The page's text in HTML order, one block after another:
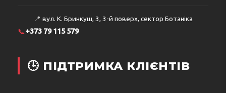
📍 вул. К. Бринкуш, 3, 3-й поверх, сектор Ботаніка
📞+373 79 115 579
🕒 ПІДТРИМКА КЛІЄНТІВ